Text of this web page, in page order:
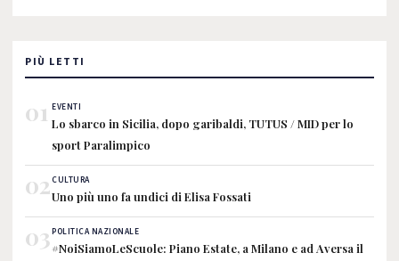
PIÙ LETTI
01 EVENTI
Lo sbarco in Sicilia, dopo garibaldi, TUTUS / MID per lo
sport Paralimpico
02CULTURA
Uno più uno fa undici di Elisa Fossati
03POLITICA NAZIONALE
#NoiSiamoLeScuole: Piano Estate, a Milano e ad Aversa il